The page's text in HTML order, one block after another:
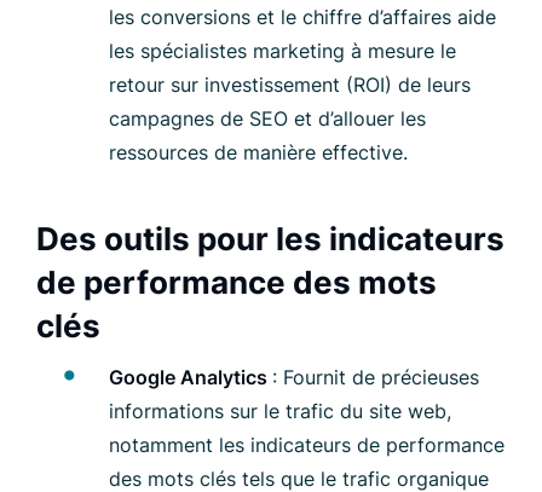
les conversions et le chiffre d’affaires aide
les spécialistes marketing à mesure le
retour sur investissement (ROI) de leurs
campagnes de SEO et d’allouer les
ressources de manière effective.
Des outils pour les indicateurs
de performance des mots
clés
Google Analytics : Fournit de précieuses
informations sur le trafic du site web,
notamment les indicateurs de performance
des mots clés tels que le trafic organique